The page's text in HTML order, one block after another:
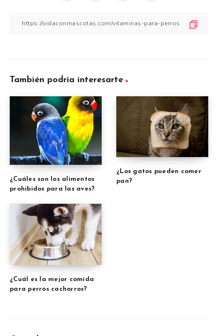
También podría interesarte
¿Cuáles son los alimentos
prohibidos para las aves?
¿Los gatos pueden comer
pan?
¿Cuál es la mejor comida
para perros cachorros?